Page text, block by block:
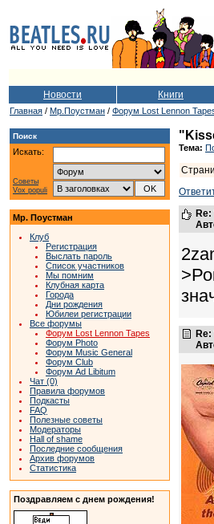
Новости Книги
Главная / Мр.Поустман / Форум Lost Lennon
Поиск
Искать:
Советы
Vox populi
Мр. Поустман
Клуб
Регистрация
Выслать пароль
Список участников
Мы помним
Клубная карта
Города
Дни рождения
Юбилеи регистрации
Все форумы
Форум Lost Lennon Tapes
Форум Photo
Форум Music General
Форум Club
Форум Ad Libitum
Чат (0)
Правила форумов
Подкасты
FAQ
Полезные советы
Модераторы
Hall of shame
Последние сообщения
Архив форумов
Статистика
Поздравляем с днем рождения!
Тема: